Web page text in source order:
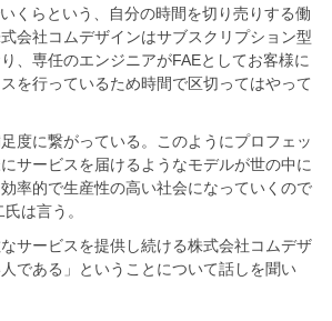
くらという、自分の時間を切り売りする働
会社コムデザインはサブスクリプション型
、専任のエンジニアがFAEとしてお客様に
を行っているため時間で区切ってはやって
度に繋がっている。このようにプロフェッ
サービスを届けるようなモデルが世の中に
率的で生産性の高い社会になっていくので
は言う。
サービスを提供し続ける株式会社コムデザ
である」ということについて話しを聞い